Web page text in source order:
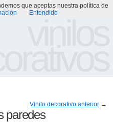
de Galería de Vinilos Decorativos
Vinilo decorativo anterior→
paredes
que aceptas nuestra política de
Entendido